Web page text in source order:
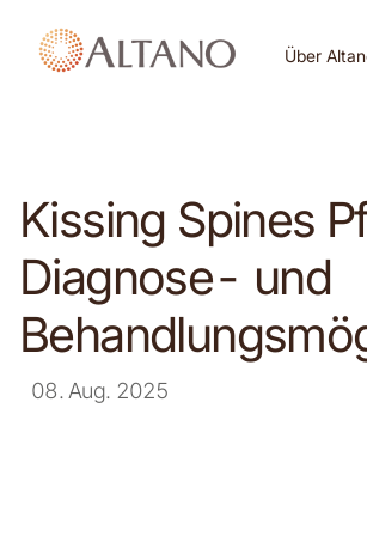
Über
Kissing Spines
Diagnose- und
08. Aug. 2025